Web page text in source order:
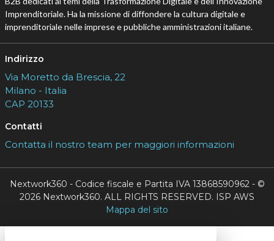
Imprenditoriale. Ha la missione di diffondere la cultura digitale e
imprenditoriale nelle imprese e pubbliche amministrazioni italiane.
Indirizzo
Via Moretto da Brescia, 22
Milano - Italia
CAP 20133
Contatti
Contatta il nostro team per maggiori informazioni
Nextwork360 - Codice fiscale e Partita IVA 13868590962 - ©
2026 Nextwork360. ALL RIGHTS RESERVED. ISP AWS
Mappa del sito